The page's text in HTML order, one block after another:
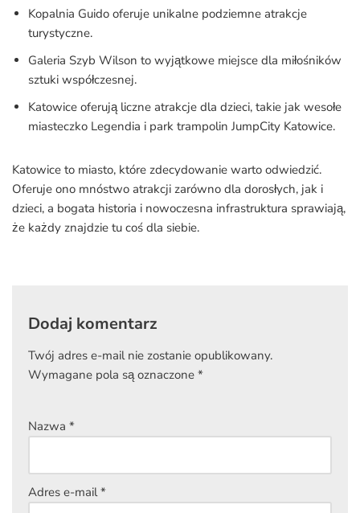
Kopalnia Guido oferuje unikalne podziemne atrakcje
turystyczne.
Galeria Szyb Wilson to wyjątkowe miejsce dla miłośników
sztuki współczesnej.
Katowice oferują liczne atrakcje dla dzieci, takie jak wesołe
miasteczko Legendia i park trampolin JumpCity Katowice.
Katowice to miasto, które zdecydowanie warto odwiedzić.
Oferuje ono mnóstwo atrakcji zarówno dla dorosłych, jak i
dzieci, a bogata historia i nowoczesna infrastruktura sprawiają,
że każdy znajdzie tu coś dla siebie.
Dodaj komentarz
Twój adres e-mail nie zostanie opublikowany.
Wymagane pola są oznaczone *
Nazwa *
Adres e-mail*